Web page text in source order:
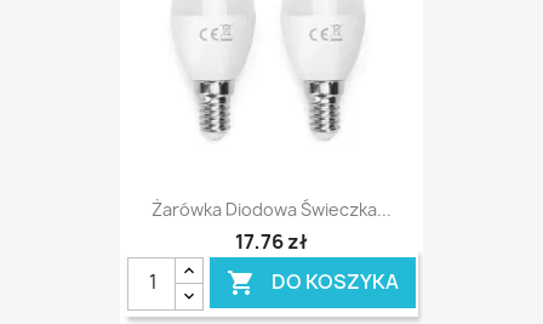
Żarówka Diodowa Świeczka...
17,76 zł
 DO KOSZYKA